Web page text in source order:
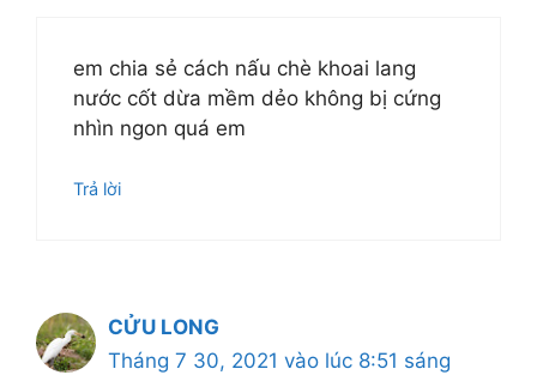
em chia sẻ cách nấu chè khoai lang
nước cốt dừa mềm dẻo không bị cứng
nhìn ngon quá em
Trả lời
CỬU LONG
Tháng 7 30, 2021 vào lúc 8:51 sáng